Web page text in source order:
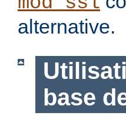
alternative.
base